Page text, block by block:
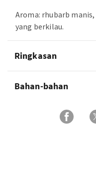
Aroma: rhubarb
yang berkilau.
Ringkasan
Bahan-bahan